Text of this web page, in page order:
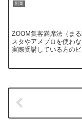
いきなり「当選お
トが出てきます。
配に当選しており
ん。個人情報を取得
として取得され売
副業
ZOOM集客満席法（ま
スタやアメブロを使わ
実際受講している方の